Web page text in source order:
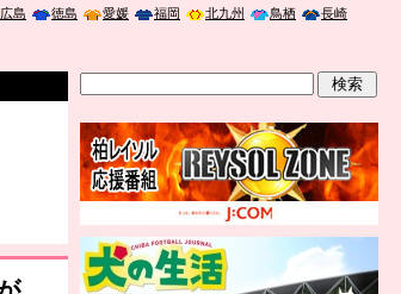
広島 徳島 愛媛 福岡 北九州 鳥栖
長崎
対策～」に登壇